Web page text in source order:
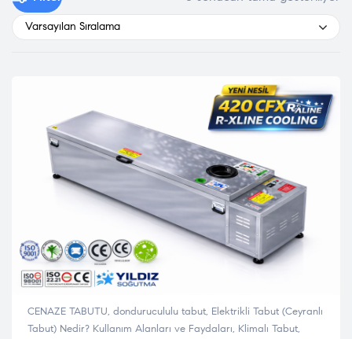
Varsayılan Sıralama
CENAZE TABUTU, dondurucululu tabut, Elektrikli Tabut (Ceyranlı
Tabut) Nedir? Kullanım Alanları ve Faydaları, Klimalı Tabut,